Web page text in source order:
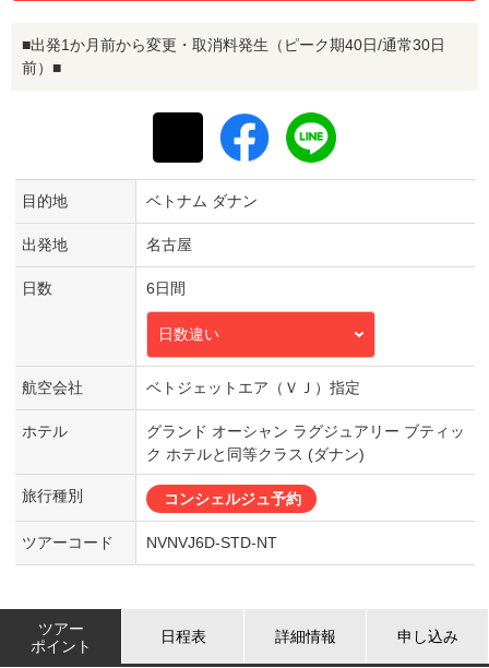
■出発1か月前から変更・取消料発生（ピーク期40日/通常30日
前）■
目的地 ベトナム ダナン
出発地 名古屋
日数 6日間
日数違い
航空会社 ベトジェットエア（ＶＪ）指定
ホテル
グランド オーシャン ラグジュアリー ブティッ
ク ホテルと同等クラス (ダナン)
旅行種別 コンシェルジュ予約
ツアーコード NVNVJ6D-STD-NT
ツアー
ポイント
日程表 詳細情報 申し込み